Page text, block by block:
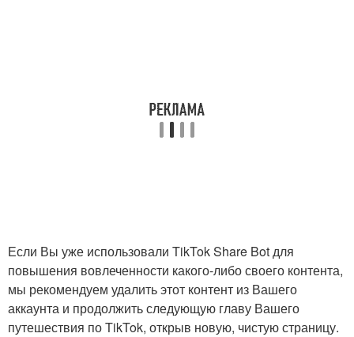
Если Вы уже использовали TikTok Share Bot для
повышения вовлеченности какого-либо своего контента,
мы рекомендуем удалить этот контент из Вашего
аккаунта и продолжить следующую главу Вашего
путешествия по TikTok, открыв новую, чистую страницу.